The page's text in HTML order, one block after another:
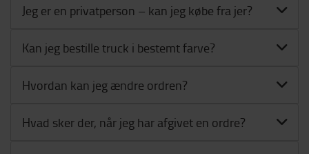
Jeg er en privatperson – kan jeg købe fra jer?
Kan jeg bestille truck i bestemt farve?
Hvordan kan jeg ændre ordren?
Hvad sker der, når jeg har afgivet en ordre?